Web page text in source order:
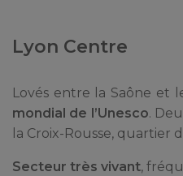
Lyon Centre
Lovés entre la Saône et
mondial de l’Unesco.
la Croix-Rousse, quartier
Secteur très vivant,